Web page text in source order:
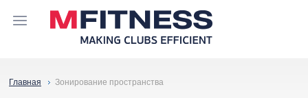
Главная Зонирование пространства